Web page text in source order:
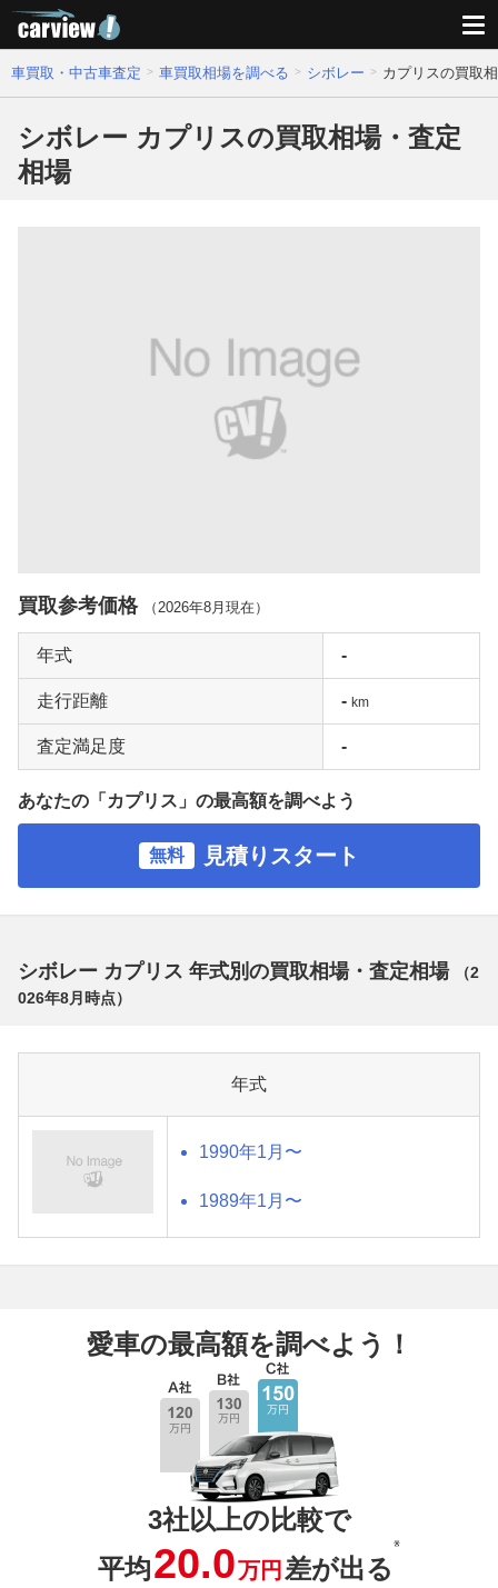
車買取・中古車査定 車買取相場を調べる シボレー カプリスの買取
シボレー カプリスの買取相場・査定
相場
買取参考価格 （2026年8月 現在）
年式 -
走行距離 - km
査定満足度 -
あなたの「カプリス」の最高額を調べよう
無料 見積りスタート
シボレー カプリス 年式別の買取相場・査定相場 （2
026年8月 時点）
年式
1990年1月〜
1989年1月〜
愛車の最高額を調べよう！
3社以上の比較で
平均20.0万円 差が出る
※